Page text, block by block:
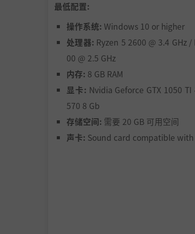
多种多人游戏模式：
速度联盟：参加激动人心的线上竞速
注来赢得胜利吗？
对战模式：在环道赛和冲刺赛中展开
赛都是在个人对战中证明您是佼佼者
最低配置:
操作系统: Windows 10 or higher
处理器: Ryzen 5 2600 @ 3.4 GHz /
00 @ 2.5 GHz
内存: 8 GB RAM
显卡: Nvidia Geforce GTX 1050 TI
570 8 Gb
存储空间: 需要 20 GB 可用空间
声卡: Sound card compatible with